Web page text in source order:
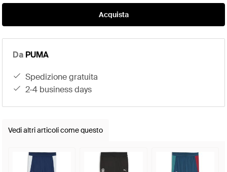
Acquista
Da PUMA
spedizione gratuita
2-4 business days
Vedi altri articoli come questo